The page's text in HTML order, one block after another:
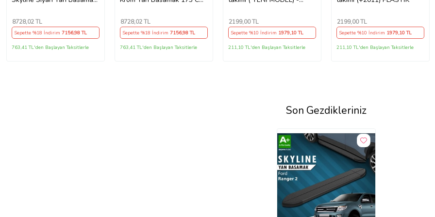
Kalite
8728,02 TL
Sepette %18 İndirim 7156,98 TL
763,41 TL'den Başlayan Taksitlerle
8728,02 TL
Sepette %18 İndirim 7156,98 TL
763,41 TL'den Başlayan Taksitlerle
2199,00 TL
Sepette %10 İndirim 1979,10 TL
211,10 TL'den Başlayan Taksitlerle
2199,00 TL
Sepette %10 İndirim 1979,10 TL
211,10 TL'den Başlayan Taksitlerle
Son Gezdikleriniz